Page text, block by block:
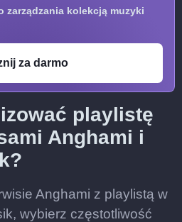
zarządzania kolekcją muzyki
za darmo
playlistę
Anghami i
Anghami z playlistą w
wybierz częstotliwość